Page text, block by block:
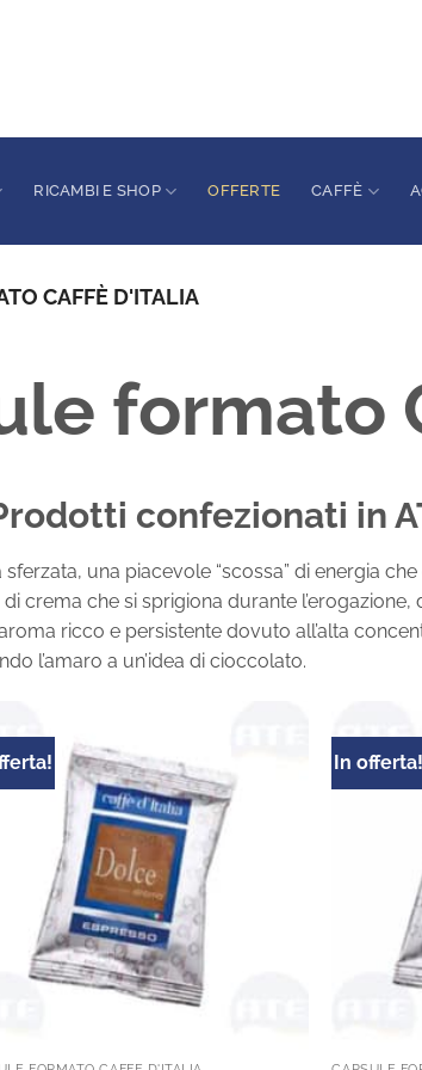
RICAMBI E SHOP OFFERTE CAFFÈ
CAFFÈ D'ITALIA
formato
confezionati in
una piacevole “scossa” di energia
crema che si sprigiona durante
ricco e persistente dovuto all’alta
l’amaro a un’idea di cioccolato.
In offerta!